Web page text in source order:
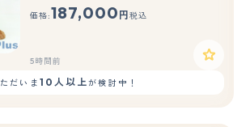
価格:187,000 円 税込
5時間前
ただいま 10人以上が検討中！